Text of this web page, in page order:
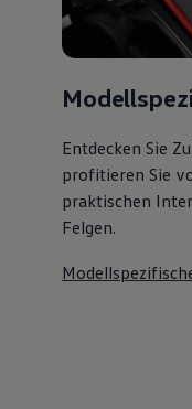
Entdecken Sie
profitieren Sie
praktischen
Felgen.